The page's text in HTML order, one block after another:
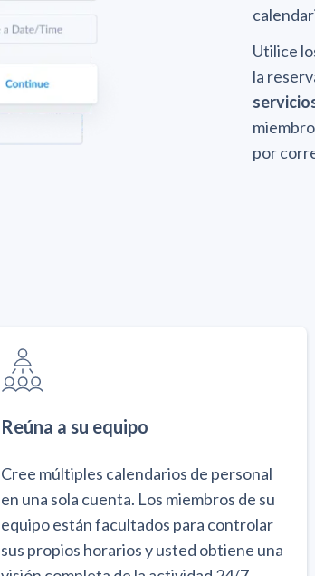
Utilice
la
por
Reúna a su equipo
Cree múltiples calendarios de personal
en una sola cuenta. Los miembros de su
equipo están facultados para controlar
sus propios horarios y usted obtiene una